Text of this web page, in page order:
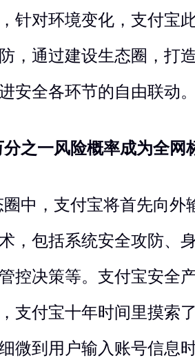
针对环境变化，支付宝
，通过建设生态圈，打
安全各环节的自由联动
分之一风险概率成为全网
圈中，支付宝将首先向外
，包括系统安全攻防、
控决策等。支付宝安全
支付宝十年时间里摸索
微到用户输入账号信息